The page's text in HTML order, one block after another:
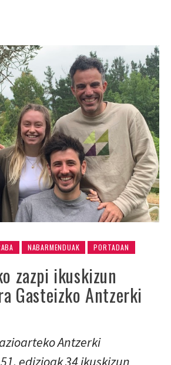
NABARMENDUAK PORTADAN
zazpi ikuskizun
Gasteizko Antzerki
Antzerki
edizioak 34 ikuskizun